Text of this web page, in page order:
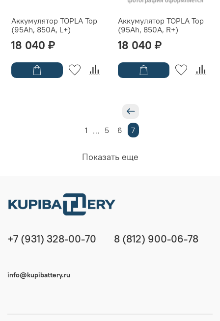
Аккумулятор TOPLA Top
(95Ah, 850A, L+)
18 040 ₽
Аккумулятор TOPLA Top
(95Ah, 850A, R+)
18 040 ₽
1 … 5 6 7
Показать еще
+7 (931) 328-00-70 8 (812) 900-06-78
info@kupibattery.ru